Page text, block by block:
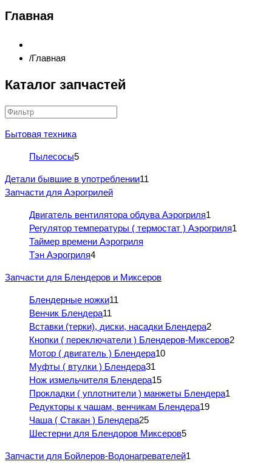
Главная
Главная
Каталог запчастей
Бытовая техника
Пылесосы5
Детали бывшие в употреблении11
Запчасти для Аэрогрилей
Двигатель вентилятора обдува Аэрогриля1
Регулятор температуры ( термостат ) Аэрогриля1
Таймер времени Аэрогриля
Тэн Аэрогриля4
Запчасти для Блендеров и Миксеров
Блендерные ножки11
Венчик Блендера11
Вставки (терки), диски, насадки Блендера2
Кнопки ( переключатели ) Блендеров-Миксеров2
Мотор ( двигатель ) Блендера10
Муфты ( втулки ) Блендера31
Нож измельчителя Блендера15
Прокладки ( уплотнители ) манжеты Блендера1
Редукторы к чашам, венчикам Блендера19
Чаша ( Стакан ) Блендера25
Шестерни для Блендоров Миксеров5
Запчасти для Бойлеров-Водонагревателей1